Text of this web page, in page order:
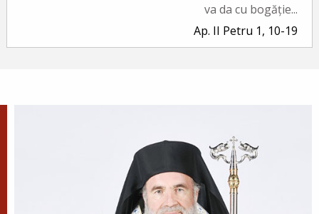
va da cu bogăție...
Ap. II Petru 1, 10-19
Ev. Matei 17, 1-9
doxologia.ro
Preia articolele Doxologia în site-ul tău!